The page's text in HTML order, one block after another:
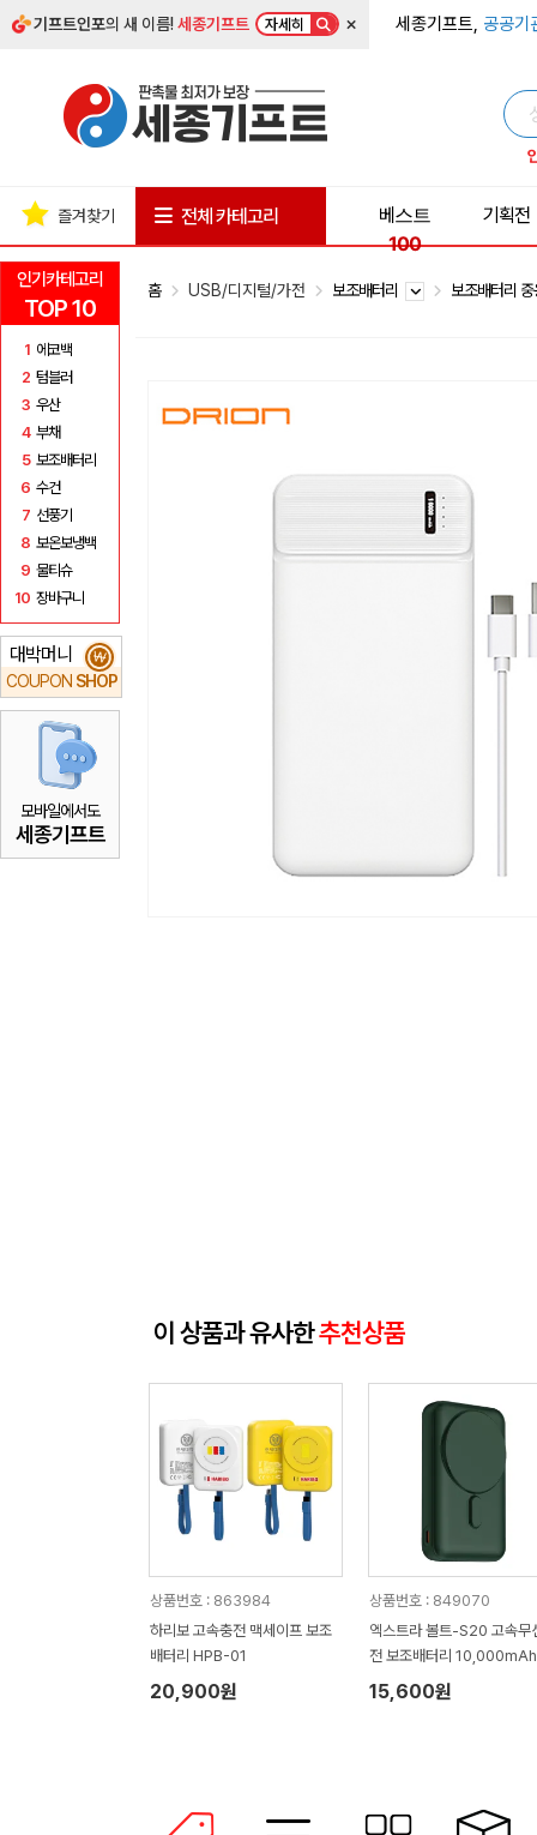
기프트인포의 새 이름!세종기프트 자세히 × 세종기프트, 공공기
인기카테고리
TOP 10
1 에코백
2 텀블러
3 우산
4 부채
5 보조배터리
6 수건
7 선풍기
8 보온보냉백
9 물티슈
10 장바구니
대박머니
COUPON SHOP
₩
모바일에서도
세종기프트
즐겨찾기 전체 카테고리
베스트
100
기획전
홈 USB/디지털/가전 보조배터리 보조배터리
이 상품과 유사한추천상품
상품번호 : 863984
하리보 고속충전 맥세이프 보조
배터리 HPB-01
20,900원
상품번호 : 849070
엑스트라 볼트-S20 고속무
전 보조배터리 10,000mAh
15,600원